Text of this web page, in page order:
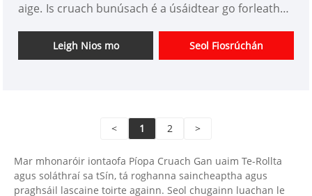
aige. Is cruach bunúsach é a úsáidtear go forleathan
buntáistí iomadúla don táirge, rud a fhágann go
bhfuil sé oiriúnach do dhálaí oibre casta éagsúla.
Leigh Nios mo Seol Fiosrúchán
< 1 2 >
Mar mhonaróir iontaofa Píopa Cruach Gan uaim Te-Rollta
agus soláthraí sa tSín, tá roghanna saincheaptha agus
praghsáil lascaine toirte againn. Seol chugainn luachan le